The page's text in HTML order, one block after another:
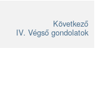
Következő
IV. Végső gondolatok